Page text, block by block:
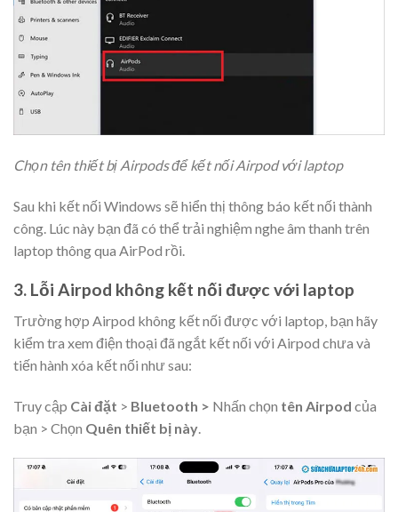
Chọn tên thiết bị Airpods để kết nối Airpod với laptop
Sau khi kết nối Windows sẽ hiển thị thông báo kết nối thành
công. Lúc này bạn đã có thể trải nghiệm nghe âm thanh trên
laptop thông qua AirPod rồi.
3. Lỗi Airpod không kết nối được với laptop
Trường hợp Airpod không kết nối được với laptop, bạn hãy
kiểm tra xem điện thoại đã ngắt kết nối với Airpod chưa và
tiến hành xóa kết nối như sau:
Truy cập Cài đặt > Bluetooth > Nhấn chọn tên Airpod của
bạn > Chọn Quên thiết bị này.